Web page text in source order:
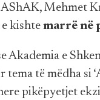
Mehmet
e kishte marrë në
Akademia e
tema të mëdha si
pikëpyetjet